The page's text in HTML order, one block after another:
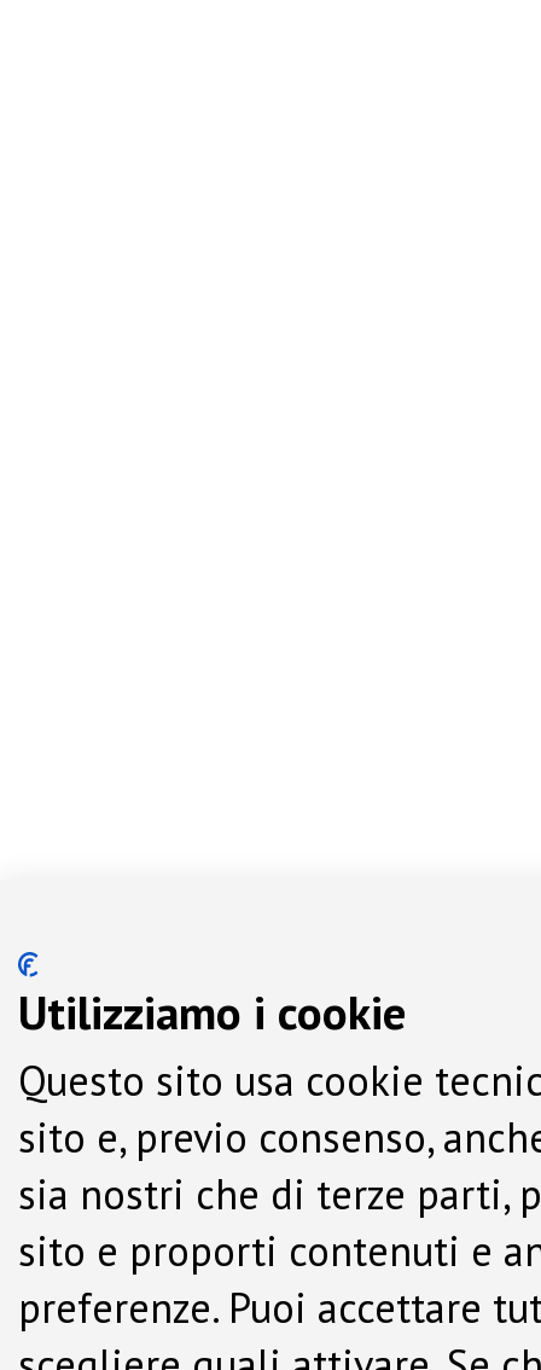
Utilizziamo i cookie
Questo sito usa cookie
sito e, previo consenso,
sia nostri che di terze parti,
sito e proporti contenuti e
preferenze. Puoi accettare